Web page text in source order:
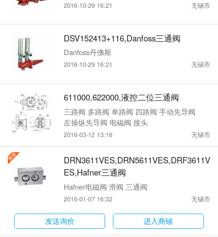
2016-10-29 16:21 无锡市
DSV152413+116,Danfoss三通阀
Danfoss丹佛斯
2016-10-29 16:21 无锡市
611000,622000,液控二位三通阀
三路阀 多路阀 单路阀 四路阀 手动先导阀
左操纵先导阀 电磁阀 接头
2016-03-12 13:16 无锡市
DRN3611VES,DRN5611VES,DRF3611V
ES,Hafner三通阀
Hafner电磁阀 滑阀 三通阀
2016-01-07 16:32 无锡市
发送询价 进入商铺